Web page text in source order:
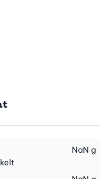
NaN g